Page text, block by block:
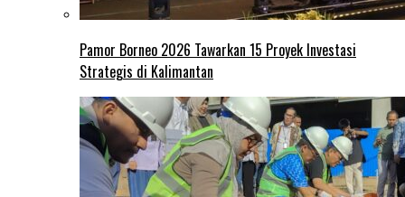
Pamor Borneo 2026 Tawarkan 15 Proyek Investasi
Strategis di Kalimantan